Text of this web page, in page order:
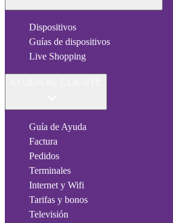
Dispositivos
Guías de dispositivos
Live Shopping
Guía de Ayuda
Factura
Pedidos
Terminales
Internet y Wifi
Tarifas y bonos
Televisión